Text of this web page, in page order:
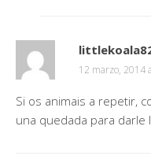
12 marzo, 2014
Si os animais a repetir,
una quedada para darle